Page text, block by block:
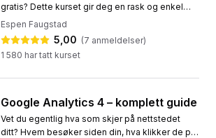
gratis? Dette kurset gir deg en rask og enkel
innføring i hvordan du kommer i gang med
verdens mest populære...
Espen Faugstad
5,00 (7 anmeldelser)
1 580 har tatt kurset
Google Analytics 4 – komplett guide
Vet du egentlig hva som skjer på nettstedet
ditt? Hvem besøker siden din, hva klikker de på,